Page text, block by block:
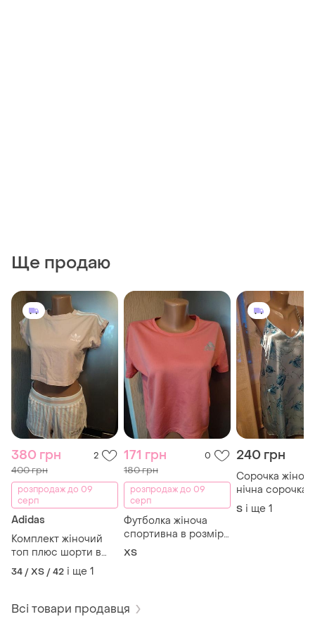
Ще продаю
380 грн 2
400 грн
розпродаж до 09
серп
Adidas
Комплект жіночий
топ плюс шорти в
розмірі 44-46 від
adidas
34 / XS / 42 і ще 1
171 грн 0
180 грн
розпродаж до 09
серп
Футболка жіноча
спортивна в розмірі
s від adidas
ХS
240 грн
Сорочка
нічна сорочка з
атлас-шовку в
розмірі 42-46
S і ще 1
Всі товари продавця